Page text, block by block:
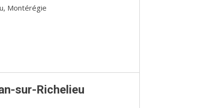
Montérégie
sur-Richelieu